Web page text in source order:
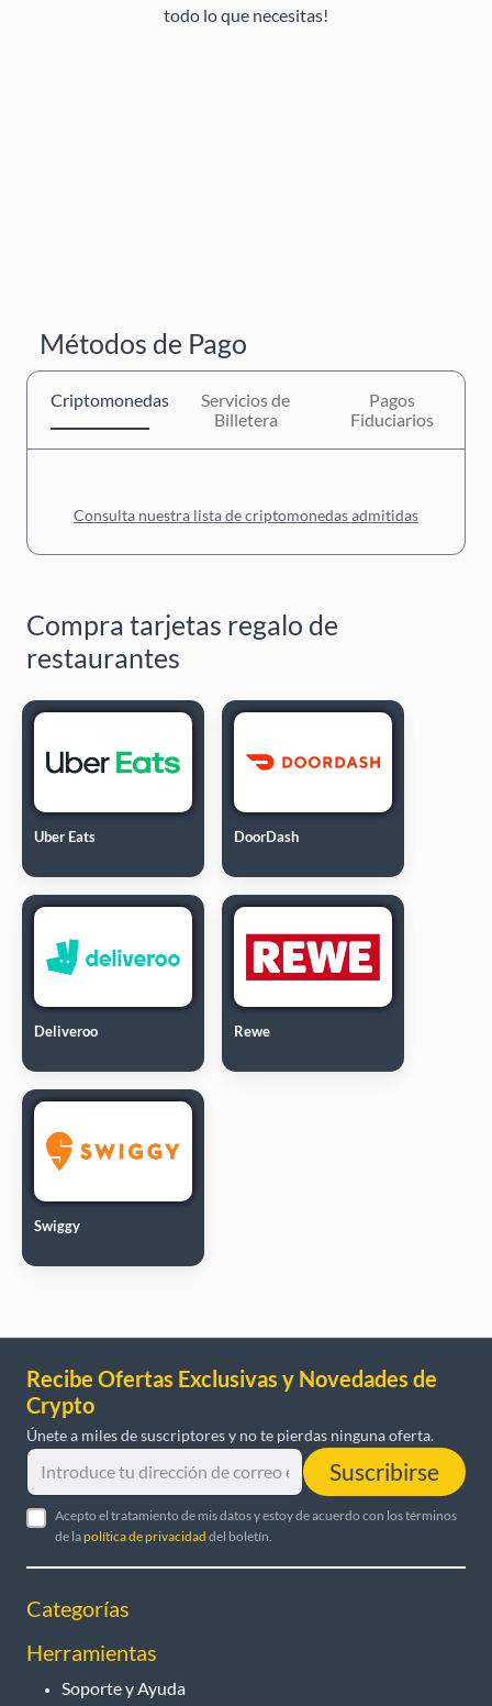
todo lo que necesitas!
Métodos de Pago
Criptomonedas
Servicios de
Billetera
Pagos
Fiduciarios
Consulta nuestra lista de criptomonedas admitidas
Compra tarjetas regalo de
restaurantes
Uber Eats DoorDash
Deliveroo Rewe
Swiggy
Recibe Ofertas Exclusivas y Novedades de
Crypto
Únete a miles de suscriptores y no te pierdas ninguna oferta.
Suscribirse
Acepto el tratamiento de mis datos y estoy de acuerdo con los términos
de lapolítica de privacidad del boletín.
Categorías
Herramientas
Soporte y Ayuda